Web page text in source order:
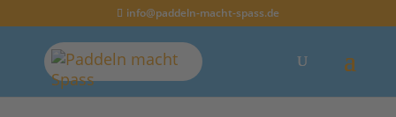
info@paddeln-macht-spass.de